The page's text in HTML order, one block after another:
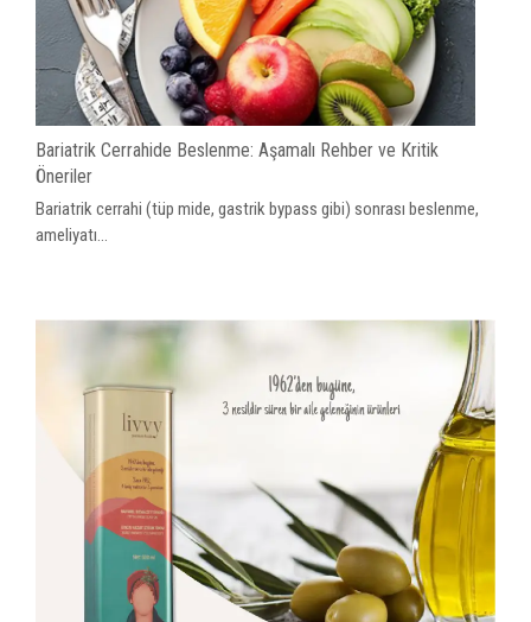
Bariatrik Cerrahide Beslenme: Aşamalı Rehber ve Kritik
Öneriler
Bariatrik cerrahi (tüp mide, gastrik bypass gibi) sonrası beslenme,
ameliyatı...